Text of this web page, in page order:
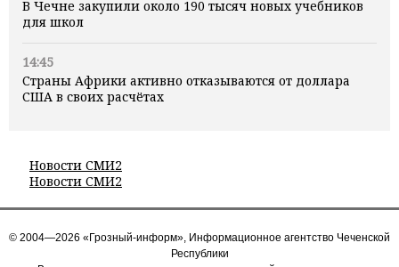
В Чечне закупили около 190 тысяч новых учебников
для школ
14:45
Страны Африки активно отказываются от доллара
США в своих расчётах
Новости СМИ2
Новости СМИ2
© 2004—2026 «Грозный-информ», Информационное агентство Чеченской
Республики